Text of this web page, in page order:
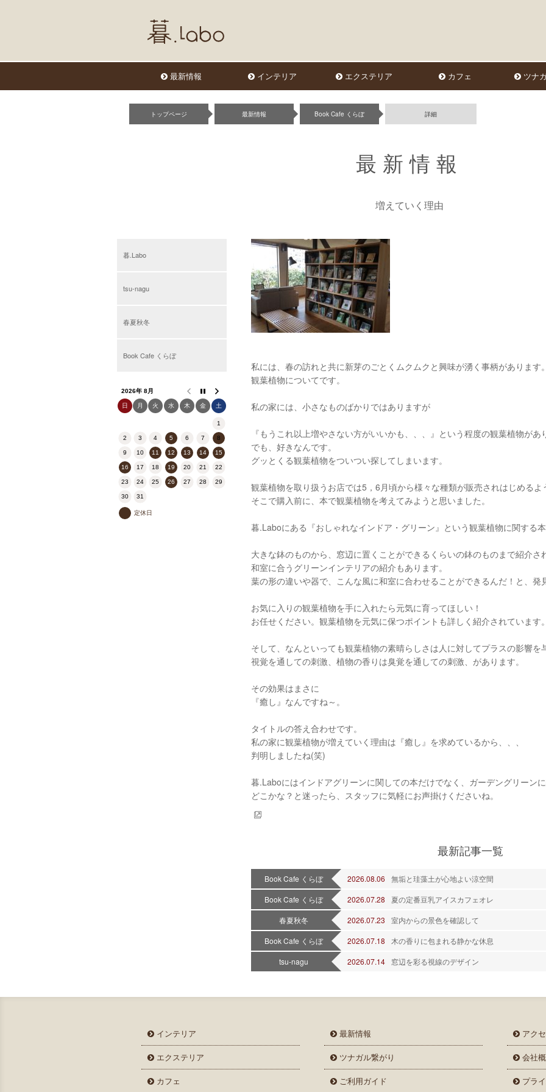
最新情報 インテリア エクステリア カフェ ツナ
トップページ 最新情報 Book Cafe くらぼ 詳細
最新情報
増えていく理由
暮.Labo
tsu-nagu
春夏秋冬
Book Cafe くらぼ
2026年 8月
日 月 火 水 木 金 土
1
2 3 4 5 6 7 8
9 10 11 12 13 14 15
16 17 18 19 20 21 22
23 24 25 26 27 28 29
30 31
定休日
私には、春の訪れと共に新芽のごとくムクムクと興味が湧く事柄があります。
観葉植物についてです。
私の家には、小さなものばかりではありますが
『もうこれ以上増やさない方がいいかも、、、』という程度の観葉植物があ
でも、好きなんです。
グッとくる観葉植物をついつい探してしまいます。
観葉植物を取り扱うお店では5，6月頃から様々な種類が販売されはじめるよ
そこで購入前に、本で観葉植物を考えてみようと思いました。
暮.Laboにある『おしゃれなインドア・グリーン』という観葉植物に関する本
大きな鉢のものから、窓辺に置くことができるくらいの鉢のものまで紹介さ
和室に合うグリーンインテリアの紹介もあります。
葉の形の違いや器で、こんな風に和室に合わせることができるんだ！と、発
お気に入りの観葉植物を手に入れたら元気に育ってほしい！
お任せください。観葉植物を元気に保つポイントも詳しく紹介されています。
そして、なんといっても観葉植物の素晴らしさは人に対してプラスの影響を
視覚を通しての刺激、植物の香りは臭覚を通しての刺激、があります。
その効果はまさに
『癒し』なんですね～。
タイトルの答え合わせです。
私の家に観葉植物が増えていく理由は『癒し』を求めているから、、、
判明しましたね(笑)
暮.Laboにはインドアグリーンに関しての本だけでなく、ガーデングリーンに
どこかな？と迷ったら、スタッフに気軽にお声掛けくださいね。
最新記事一覧
Book Cafe くらぼ 2026.08.06
無垢と珪藻土が心地よい涼空間
Book Cafe くらぼ
2026.07.28
夏の定番豆乳アイスカフェオレ
春夏秋冬
2026.07.23
室内からの景色を確認して
Book Cafe くらぼ
2026.07.18
木の香りに包まれる静かな休息
tsu-nagu
2026.07.14 窓辺を彩る視線のデザイン
インテリア
エクステリア
カフェ
最新情報
ツナガル繋がり
ご利用ガイド
アク
会社
プラ